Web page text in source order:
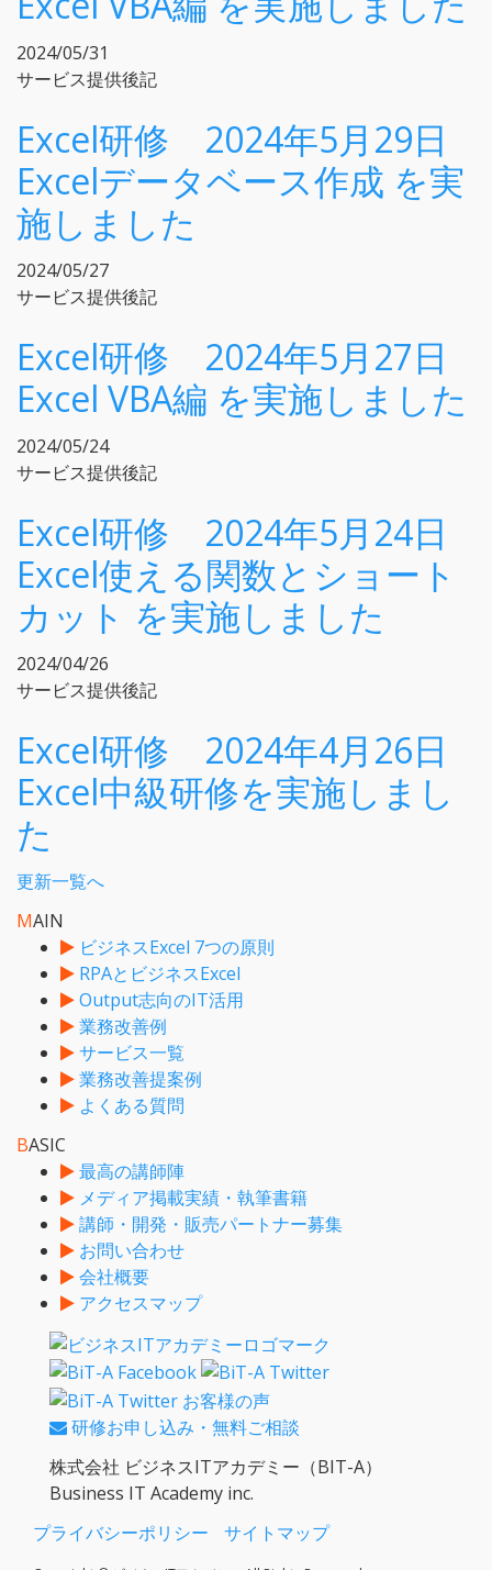
2024/05/31
サービス提供後記
Excel研修 2024年5月29日
Excelデータベース作成 を実
施しました
2024/05/27
サービス提供後記
Excel研修 2024年5月27日
Excel VBA編 を実施しました
2024/05/24
サービス提供後記
Excel研修 2024年5月24日
Excel使える関数とショート
カット を実施しました
2024/04/26
サービス提供後記
Excel研修 2024年4月26日
Excel中級研修を実施しまし
た
更新一覧へ
MAIN
ビジネスExcel 7つの原則
RPAとビジネスExcel
Output志向のIT活用
業務改善例
サービス一覧
業務改善提案例
よくある質問
BASIC
最高の講師陣
メディア掲載実績・執筆書籍
講師・開発・販売パートナー募集
お問い合わせ
会社概要
アクセスマップ
研修お申し込み・無料ご相談
株式会社 ビジネスITアカデミー（BIT-A）
Business IT Academy inc.
プライバシーポリシー
サイトマップ